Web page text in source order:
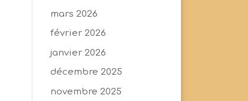
mars 2026
février 2026
janvier 2026
décembre 2025
novembre 2025